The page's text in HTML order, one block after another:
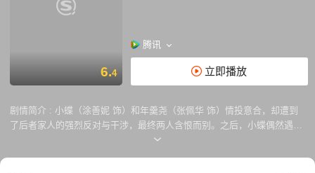
6.4
腾讯
立即播放
剧情简介 : 小蝶（涂善妮 饰）和年羹尧（张佩华 饰）情投意合，却遭到
了后者家人的强烈反对与干涉，最终两人含恨而别。之后，小蝶偶然遇见
了武林高手吕四娘（姜鸿波 饰），她拜了吕四娘为师，跟随她练武学艺。